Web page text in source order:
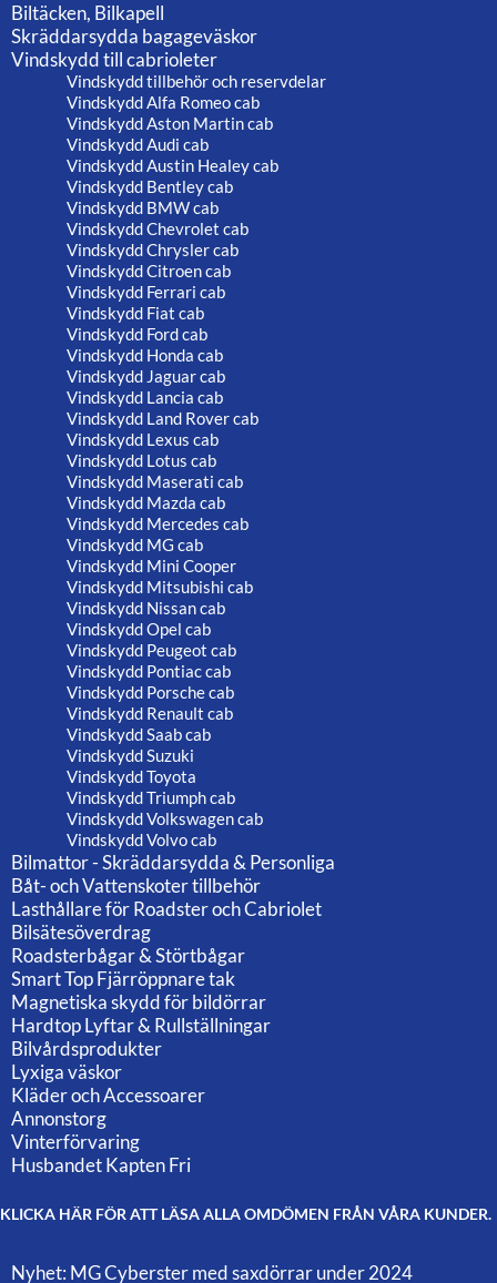
Biltäcken, Bilkapell
Skräddarsydda bagageväskor
Vindskydd till cabrioleter
Vindskydd tillbehör och reservdelar
Vindskydd Alfa Romeo cab
Vindskydd Aston Martin cab
Vindskydd Audi cab
Vindskydd Austin Healey cab
Vindskydd Bentley cab
Vindskydd BMW cab
Vindskydd Chevrolet cab
Vindskydd Chrysler cab
Vindskydd Citroen cab
Vindskydd Ferrari cab
Vindskydd Fiat cab
Vindskydd Ford cab
Vindskydd Honda cab
Vindskydd Jaguar cab
Vindskydd Lancia cab
Vindskydd Land Rover cab
Vindskydd Lexus cab
Vindskydd Lotus cab
Vindskydd Maserati cab
Vindskydd Mazda cab
Vindskydd Mercedes cab
Vindskydd MG cab
Vindskydd Mini Cooper
Vindskydd Mitsubishi cab
Vindskydd Nissan cab
Vindskydd Opel cab
Vindskydd Peugeot cab
Vindskydd Pontiac cab
Vindskydd Porsche cab
Vindskydd Renault cab
Vindskydd Saab cab
Vindskydd Suzuki
Vindskydd Toyota
Vindskydd Triumph cab
Vindskydd Volkswagen cab
Vindskydd Volvo cab
Bilmattor - Skräddarsydda & Personliga
Båt- och Vattenskoter tillbehör
Lasthållare för Roadster och Cabriolet
Bilsätesöverdrag
Roadsterbågar & Störtbågar
Smart Top Fjärröppnare tak
Magnetiska skydd för bildörrar
Hardtop Lyftar & Rullställningar
Bilvårdsprodukter
Lyxiga väskor
Kläder och Accessoarer
Annonstorg
Vinterförvaring
Husbandet Kapten Fri
KLICKA HÄR FÖR ATT LÄSA ALLA OMDÖMEN FRÅN VÅRA KUNDER.
Nyhet: MG Cyberster med saxdörrar under 2024